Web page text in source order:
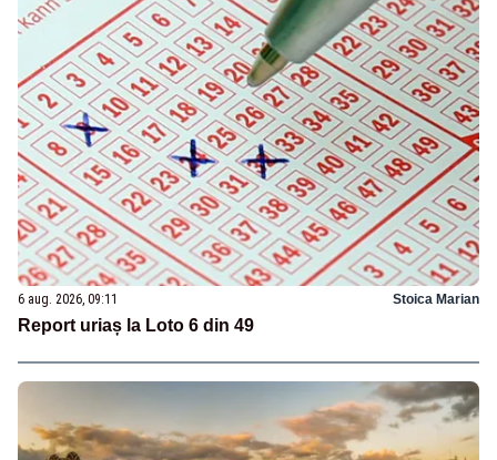
6 aug. 2026, 09:11 Stoica Marian
Report uriaș la Loto 6 din 49